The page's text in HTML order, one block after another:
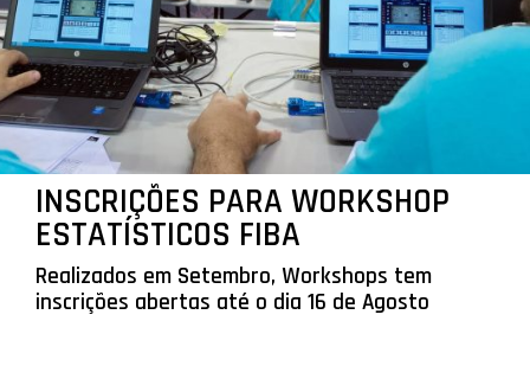
INSCRIÇÕES PARA WORKSHOP
ESTATÍSTICOS FIBA
Realizados em Setembro, Workshops tem
inscrições abertas até o dia 16 de Agosto